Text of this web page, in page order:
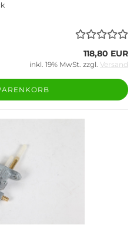
118,80 EUR
inkl. 19% MwSt. zzgl. Versand